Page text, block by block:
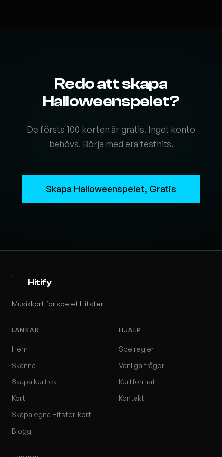
Redo att skapa
Halloweenspelet?
De första 100 korten är gratis. Inget konto
behövs. Börja med era festhits.
Skapa Halloweenspelet, Gratis
Hitify
Musikkort för spelet Hitster
LÄNKAR
Hem
Skanna
Skapa kortlek
Kort
Skapa egna Hitster-kort
Blogg
HJÄLP
Spelregler
Vanliga frågor
Kortformat
Kontakt